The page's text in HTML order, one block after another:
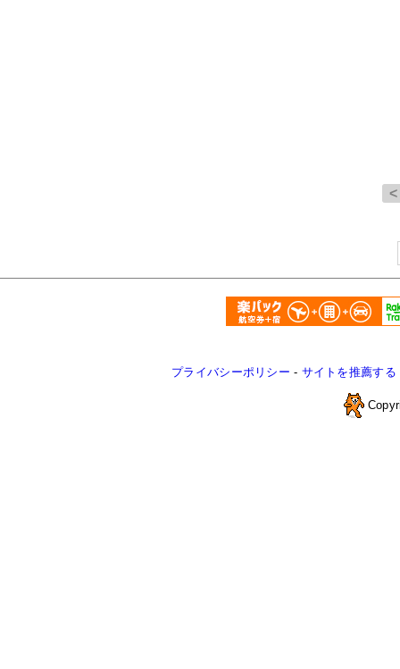
プライバシーポリシー - サイトを推薦する